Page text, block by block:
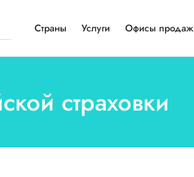
Страны Услуги Офисы продаж
страховки